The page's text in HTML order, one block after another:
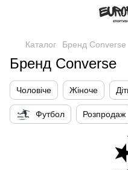
Каталог Бренд Converse
Бренд Converse
Чоловіче Жіноче
Футбол Розпродаж